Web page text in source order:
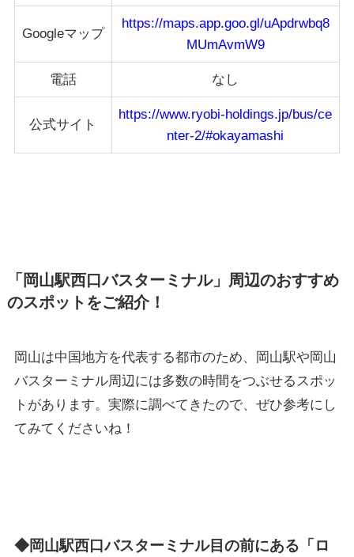
Googleマップ
https://maps.app.goo.gl/uApdrwbq8
MUmAvmW9
電話 なし
公式サイト
https://www.ryobi-holdings.jp/bus/ce
nter-2/#okayamashi
「岡山駅西口バスターミナル」周辺のおすすめ
のスポットをご紹介！
岡山は中国地方を代表する都市のため、岡山駅や岡山
バスターミナル周辺には多数の時間をつぶせるスポッ
トがあります。実際に調べてきたので、ぜひ参考にし
てみてくださいね！
◆岡山駅西口バスターミナル目の前にある「ロ